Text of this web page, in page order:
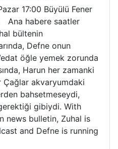
17:00 Büyülü Fener
Ana habere saatler
bültenin
Defne onun
öğle yemek zorunda
Harun her zamanki
akvaryumdaki
bahsetmeseydi,
gibiydi. With
news bulletin, Zuhal is
and Defne is running